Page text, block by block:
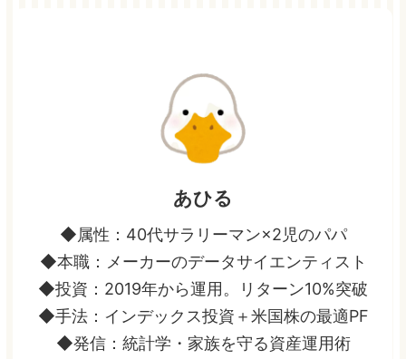
あひる
◆属性：40代サラリーマン×2児のパパ
◆本職：メーカーのデータサイエンティスト
◆投資：2019年から運用。リターン10%突破
◆手法：インデックス投資＋米国株の最適PF
◆発信：統計学・家族を守る資産運用術